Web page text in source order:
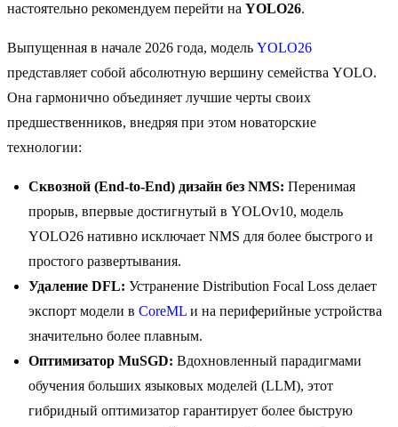
настоятельно рекомендуем перейти на YOLO26.
Выпущенная в начале 2026 года, модель YOLO26
представляет собой абсолютную вершину семейства YOLO.
Она гармонично объединяет лучшие черты своих
предшественников, внедряя при этом новаторские
технологии:
Сквозной (End-to-End) дизайн без NMS: Перенимая
прорыв, впервые достигнутый в YOLOv10, модель
YOLO26 нативно исключает NMS для более быстрого и
простого развертывания.
Удаление DFL: Устранение Distribution Focal Loss делает
экспорт модели в CoreML и на периферийные устройства
значительно более плавным.
Оптимизатор MuSGD: Вдохновленный парадигмами
обучения больших языковых моделей (LLM), этот
гибридный оптимизатор гарантирует более быструю